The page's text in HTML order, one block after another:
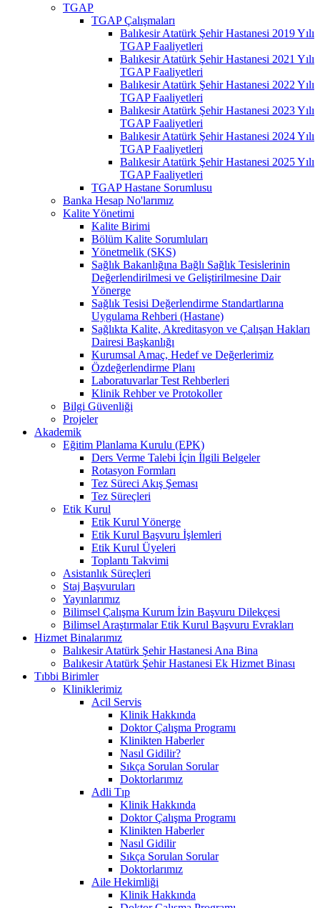
TGAP
TGAP Çalışmaları
Balıkesir Atatürk Şehir Hastanesi 2019 Yılı
TGAP Faaliyetleri
Balıkesir Atatürk Şehir Hastanesi 2021 Yılı
TGAP Faaliyetleri
Balıkesir Atatürk Şehir Hastanesi 2022 Yılı
TGAP Faaliyetleri
Balıkesir Atatürk Şehir Hastanesi 2023 Yılı
TGAP Faaliyetleri
Balıkesir Atatürk Şehir Hastanesi 2024 Yılı
TGAP Faaliyetleri
Balıkesir Atatürk Şehir Hastanesi 2025 Yılı
TGAP Faaliyetleri
TGAP Hastane Sorumlusu
Banka Hesap No'larımız
Kalite Yönetimi
Kalite Birimi
Bölüm Kalite Sorumluları
Yönetmelik (SKS)
Sağlık Bakanlığına Bağlı Sağlık Tesislerinin
Değerlendirilmesi ve Geliştirilmesine Dair
Yönerge
Sağlık Tesisi Değerlendirme Standartlarına
Uygulama Rehberi (Hastane)
Sağlıkta Kalite, Akreditasyon ve Çalışan Hakları
Dairesi Başkanlığı
Kurumsal Amaç, Hedef ve Değerlerimiz
Özdeğerlendirme Planı
Laboratuvarlar Test Rehberleri
Klinik Rehber ve Protokoller
Bilgi Güvenliği
Projeler
Akademik
Eğitim Planlama Kurulu (EPK)
Ders Verme Talebi İçin İlgili Belgeler
Rotasyon Formları
Tez Süreci Akış Şeması
Tez Süreçleri
Etik Kurul
Etik Kurul Yönerge
Etik Kurul Başvuru İşlemleri
Etik Kurul Üyeleri
Toplantı Takvimi
Asistanlık Süreçleri
Staj Başvuruları
Yayınlarımız
Bilimsel Çalışma Kurum İzin Başvuru Dilekçesi
Bilimsel Araştırmalar Etik Kurul Başvuru Evrakları
Hizmet Binalarımız
Balıkesir Atatürk Şehir Hastanesi Ana Bina
Balıkesir Atatürk Şehir Hastanesi Ek Hizmet Binası
Tıbbi Birimler
Kliniklerimiz
Acil Servis
Klinik Hakkında
Doktor Çalışma Programı
Klinikten Haberler
Nasıl Gidilir?
Sıkça Sorulan Sorular
Doktorlarımız
Adli Tıp
Klinik Hakkında
Doktor Çalışma Programı
Klinikten Haberler
Nasıl Gidilir
Sıkça Sorulan Sorular
Doktorlarımız
Aile Hekimliği
Klinik Hakkında